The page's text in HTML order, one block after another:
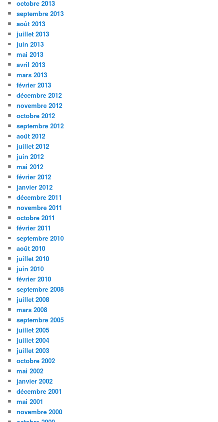
octobre 2013
septembre 2013
août 2013
juillet 2013
juin 2013
mai 2013
avril 2013
mars 2013
février 2013
décembre 2012
novembre 2012
octobre 2012
septembre 2012
août 2012
juillet 2012
juin 2012
mai 2012
février 2012
janvier 2012
décembre 2011
novembre 2011
octobre 2011
février 2011
septembre 2010
août 2010
juillet 2010
juin 2010
février 2010
septembre 2008
juillet 2008
mars 2008
septembre 2005
juillet 2005
juillet 2004
juillet 2003
octobre 2002
mai 2002
janvier 2002
décembre 2001
mai 2001
novembre 2000